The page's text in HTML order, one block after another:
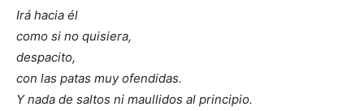
Irá hacia él
como si no quisiera,
despacito,
con las patas muy ofendidas.
Y nada de saltos ni maullidos al principio.